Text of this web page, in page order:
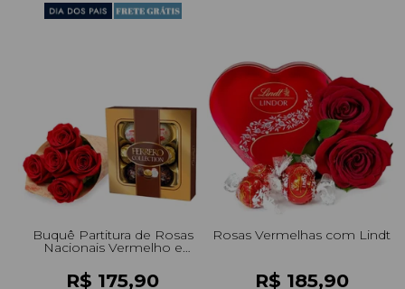
Buquê Partitura de Rosas
Nacionais Vermelho e
R$ 175,90
Rosas Vermelhas com Lindt
R$ 185,90